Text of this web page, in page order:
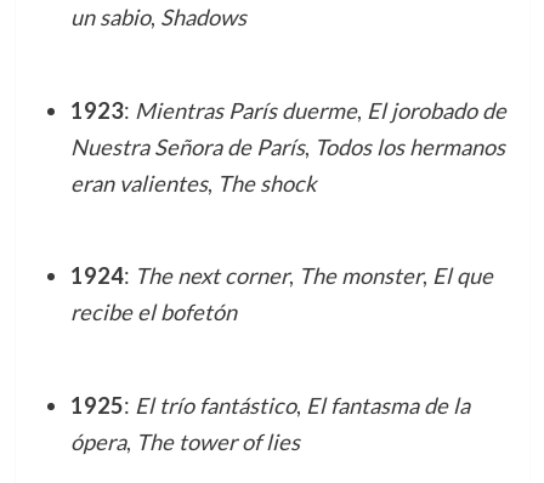
un sabio, Shadows
1923: Mientras París duerme, El jorobado de
Nuestra Señora de París, Todos los hermanos
eran valientes, The shock
1924: The next corner, The monster, El que
recibe el bofetón
1925: El trío fantástico, El fantasma de la
ópera, The tower of lies